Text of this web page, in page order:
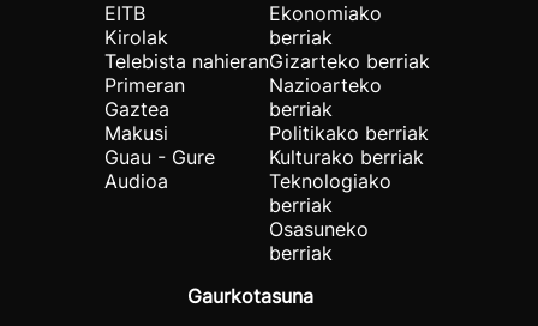
EITB
Kirolak
Telebista nahieran
Primeran
Gaztea
Makusi
Guau - Gure
Audioa
Ekonomiako
berriak
Gizarteko berriak
Nazioarteko
berriak
Politikako berriak
Kulturako berriak
Teknologiako
berriak
Osasuneko
berriak
Gaurkotasuna